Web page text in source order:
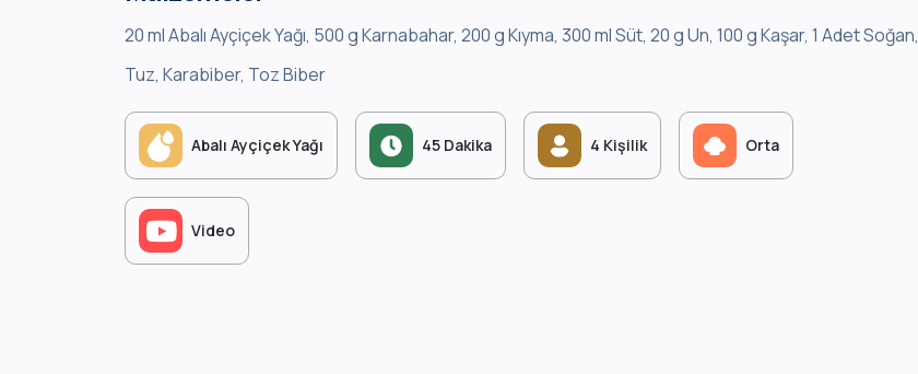
20 ml Abalı Ayçiçek Yağı, 500 g Karnabahar, 200 g Kıyma, 300 ml Süt, 20 g Un, 100 g Kaşar, 1 Adet Soğan,
Tuz, Karabiber, Toz Biber
Abalı Ayçiçek Yağı 45 Dakika 4 Kişilik Orta
Video